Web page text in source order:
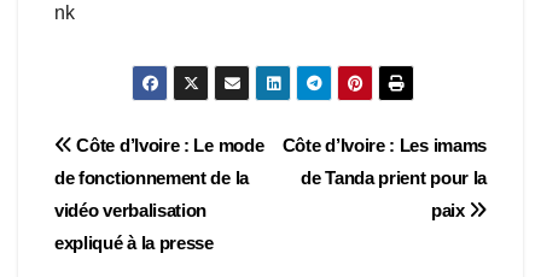
nk
Navigation
de
l’article
Côte d’Ivoire : Les imams
de Tanda prient pour la
paix
Côte d’Ivoire : Le mode
de fonctionnement de la
vidéo verbalisation
expliqué à la presse